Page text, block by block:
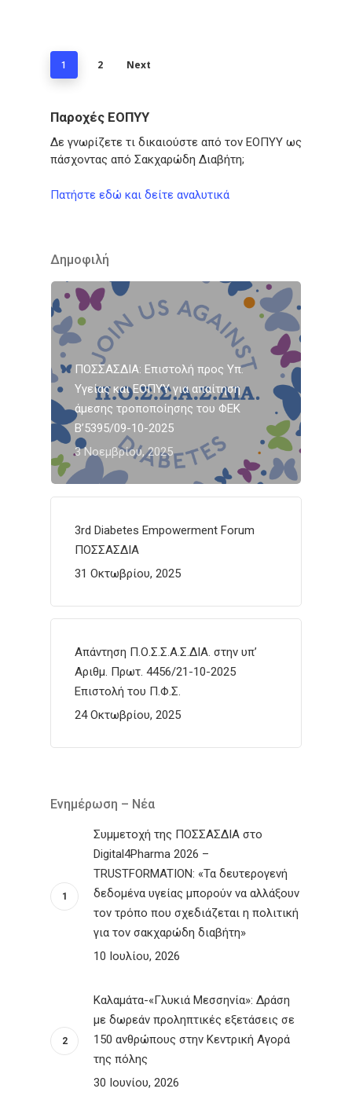
1 2 Next
Παροχές ΕΟΠΥΥ
Δε γνωρίζετε τι δικαιούστε από τον ΕΟΠΥΥ ως
πάσχοντας από Σακχαρώδη Διαβήτη;
Πατήστε εδώ και δείτε αναλυτικά
Δημοφιλή
ΠΟΣΣΑΣΔΙΑ: Επιστολή προς Υπ.
Υγείας και ΕΟΠΥΥ για απαίτηση
άμεσης τροποποίησης του ΦΕΚ
Β’5395/09-10-2025
3 Νοεμβρίου, 2025
3rd Diabetes Empowerment Forum
ΠΟΣΣΑΣΔΙΑ
31 Οκτωβρίου, 2025
Απάντηση Π.Ο.Σ.Σ.Α.Σ.ΔΙΑ. στην υπ’
Αριθμ. Πρωτ. 4456/21-10-2025
Επιστολή του Π.Φ.Σ.
24 Οκτωβρίου, 2025
Ενημέρωση – Νέα
Συμμετοχή της ΠΟΣΣΑΣΔΙΑ στο
Digital4Pharma 2026 –
TRUSTFORMATION: «Τα δευτερογενή
δεδομένα υγείας μπορούν να αλλάξουν
τον τρόπο που σχεδιάζεται η πολιτική
για τον σακχαρώδη διαβήτη»
10 Ιουλίου, 2026
Καλαμάτα-«Γλυκιά Μεσσηνία»: Δράση
με δωρεάν προληπτικές εξετάσεις σε
150 ανθρώπους στην Κεντρική Αγορά
της πόλης
30 Ιουνίου, 2026